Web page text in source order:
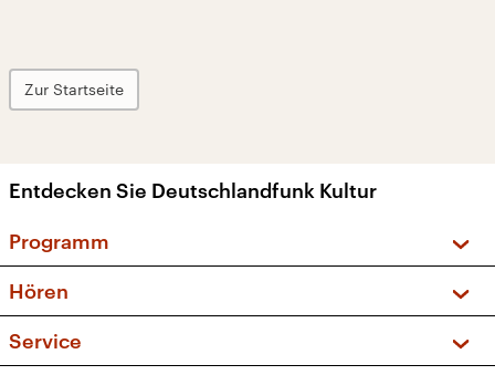
Zur Startseite
Entdecken Sie Deutschlandfunk Kultur
Programm
Sendungen und Podcasts
Musikliste
Hören
Frequenzen (UKW + DAB+)
Service